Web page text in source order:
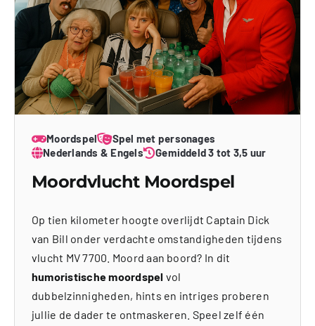
Moordspel
Spel met personages
Nederlands & Engels
Gemiddeld 3 tot 3,5 uur
Moordvlucht Moordspel
Op tien kilometer hoogte overlijdt Captain Dick
van Bill onder verdachte omstandigheden tijdens
vlucht MV 7700. Moord aan boord? In dit
humoristische moordspel vol
dubbelzinnigheden, hints en intriges proberen
jullie de dader te ontmaskeren. Speel zelf één